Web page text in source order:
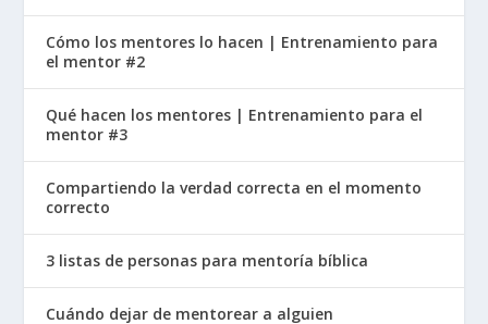
sacrificios. Cuando alguien pecaba, ofrecía un
sacrificio para cubrir ese pecado, para permitirle
permanecer en una relación con un Dios Santo.
Esa es la esencia de todos los rituales religiosos
Testamento, que involucra a todos los
sacerdotes, las ceremonias y el templo. Fue un
proceso repetitivo, porque la gente seguía
pecando.
Cómo los mentores lo hacen | Entrenamiento para
el mentor #2
Qué hacen los mentores | Entrenamiento para el
mentor #3
Compartiendo la verdad correcta en el momento
correcto
3 listas de personas para mentoría bíblica
Cuándo dejar de mentorear a alguien